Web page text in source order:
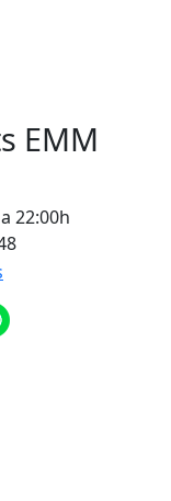
EMM
22:00h